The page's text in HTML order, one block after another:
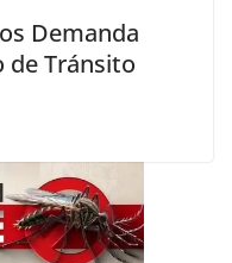
Demanda
de Tránsito